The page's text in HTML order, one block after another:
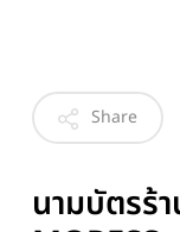
Share
นามบัตรร้